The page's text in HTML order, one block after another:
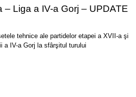
Liga a IV-a Gorj – UPDATE
tehnice ale partidelor etapei a XVII-a şi
a IV-a Gorj la sfârşitul turului